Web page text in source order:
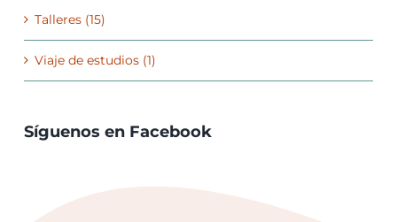
Talleres (15)
Viaje de estudios (1)
Síguenos en Facebook